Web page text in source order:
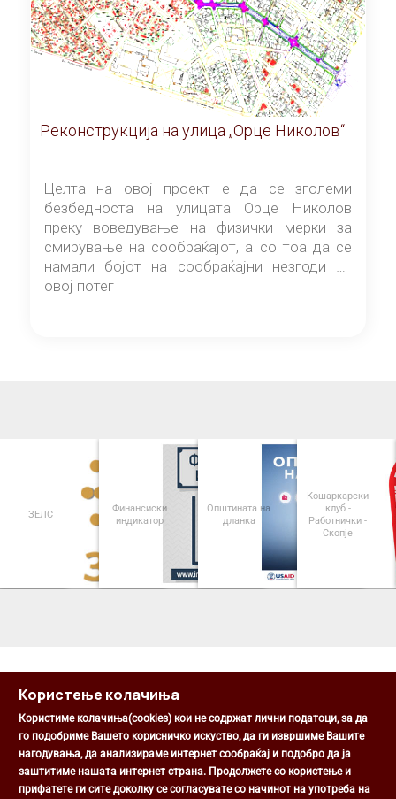
Реконструкција на улица „Орце Николов“
Целта на овој проект е да се зголеми
безбедноста на улицата Орце Николов
преку воведување на физички мерки за
смирување на сообраќајот, а со тоа да се
намали бојот на сообраќајни незгоди на
овој потег
ЗЕЛС
Финансиски
индикатор
Општината на
дланка
Кошаркарски
клуб -
Работнички -
Скопје
Општина Центар
Михаил Цоков бр. 1, Скопје
Користење колачиња
Користиме колачиња(cookies) кои не содржат лични податоци, за да
го подобриме Вашето корисничко искуство, да ги извршиме Вашите
нагодувања, да анализираме интернет сообраќај и подобро да ја
заштитиме нашата интернет страна. Продолжете со користење и
прифатете ги сите доколку се согласувате со начинот на употреба на